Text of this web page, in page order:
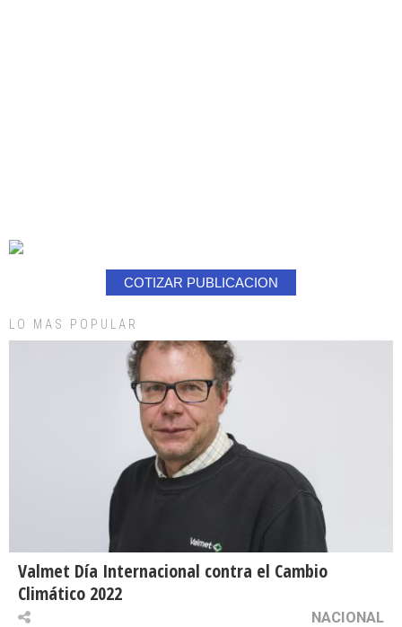
COTIZAR PUBLICACION
LO MAS POPULAR
Valmet Día Internacional contra el Cambio
Climático 2022
NACIONAL